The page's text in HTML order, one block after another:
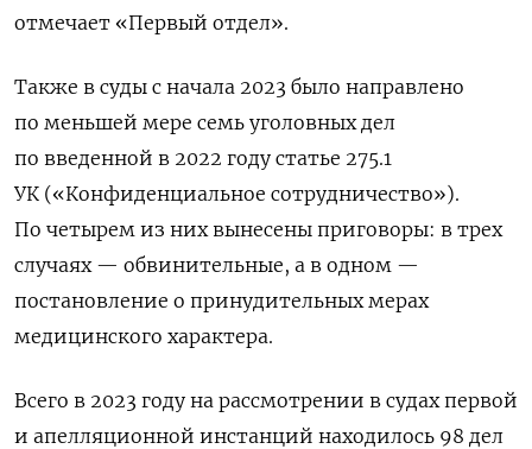
отмечает «Первый отдел».
Также в суды с начала 2023 было направлено
по меньшей мере семь уголовных дел
по введенной в 2022 году статье 275.1
УК («Конфиденциальное сотрудничество»).
По четырем из них вынесены приговоры: в трех
случаях — обвинительные, а в одном —
постановление о принудительных мерах
медицинского характера.
Всего в 2023 году на рассмотрении в судах первой
и апелляционной инстанций находилось 98 дел